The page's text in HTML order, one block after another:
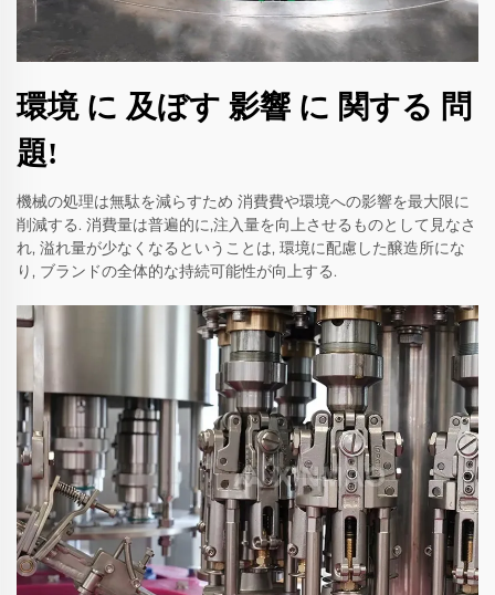
環境 に 及ぼす 影響 に 関する 問
題!
機械の処理は無駄を減らすため 消費費や環境への影響を最大限に
削減する. 消費量は普遍的に,注入量を向上させるものとして見なさ
れ, 溢れ量が少なくなるということは, 環境に配慮した醸造所にな
り, ブランドの全体的な持続可能性が向上する.